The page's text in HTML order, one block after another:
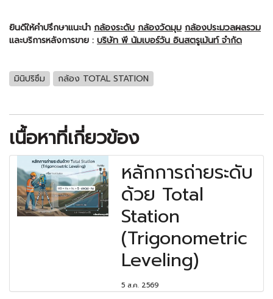
ยินดีให้คำปรึกษาแนะนำ กล้องระดับ กล้องวัดมุม กล้องประมวลผลรวม
และบริการหลังการขาย : บริษัท พี นัมเบอร์วัน อินสตรูเม้นท์ จำกัด
มินิปริซึม กล้อง TOTAL STATION
เนื้อหาที่เกี่ยวข้อง
หลักการถ่ายระดับ
ด้วย Total
Station
(Trigonometric
Leveling)
5 ส.ค. 2569